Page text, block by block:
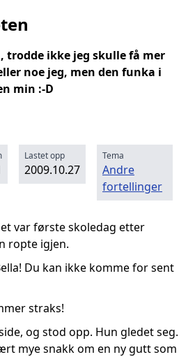
trodde ikke jeg skulle få mer
noe jeg, men den funka i
min :-D
Lastet opp
2009.10.27
Tema
Andre
fortellinger
var første skoledag etter
ropte igjen.
Du kan ikke komme for sent
straks!
og stod opp. Hun gledet seg.
mye snakk om en ny gutt som